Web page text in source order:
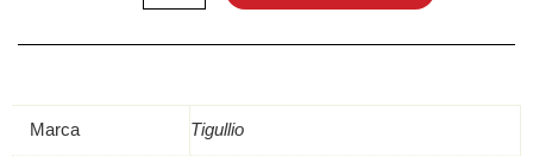
Marca Tigullio